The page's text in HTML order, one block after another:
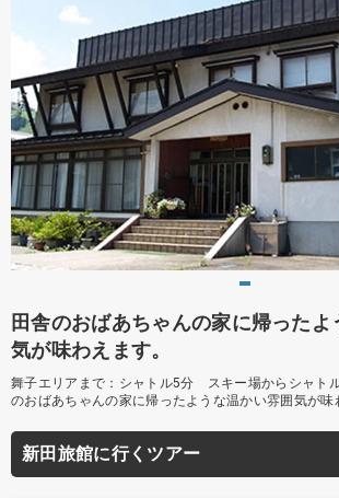
田舎のおばあちゃんの家に帰ったよ
気が味わえます。
舞子エリアまで：シャトル5分 スキー場からシャト
のおばあちゃんの家に帰ったような温かい雰囲気が味
新田旅館に行くツアー